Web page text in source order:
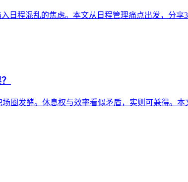
日程混乱的焦虑。本文从日程管理痛点出发，分
圈发酵。休息权与效率看似矛盾，实则可兼得。